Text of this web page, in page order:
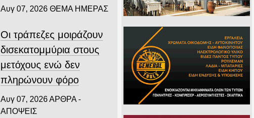
Αυγ 07, 2026 ΘΕΜΑ ΗΜΕΡΑΣ
Οι τράπεζες μοιράζουν
δισεκατομμύρια στους
μετόχους ενώ δεν
πληρώνουν φόρο
Αυγ 07, 2026ΑΡΘΡΑ -
ΑΠΟΨΕΙΣ